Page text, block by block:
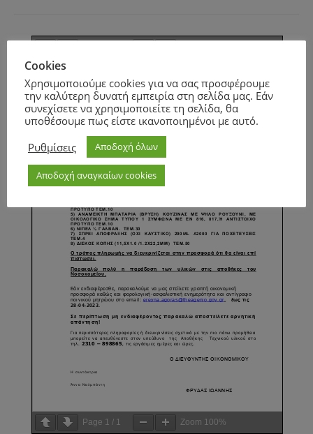
Page 1 / 1 Zoom 100%
Cookies
Χρησιμοποιούμε cookies για να σας προσφέρουμε
την καλύτερη δυνατή εμπειρία στη σελίδα μας. Εάν
συνεχίσετε να χρησιμοποιείτε τη σελίδα, θα
υποθέσουμε πως είστε ικανοποιημένοι με αυτό.
Ρυθμίσεις
Αποδοχή όλων
Αποδοχή αναγκαίων cookies